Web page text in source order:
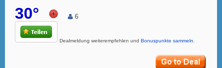
30° 6
Dealmeldung weiterempfehlen und Bonuspunkte sammeln